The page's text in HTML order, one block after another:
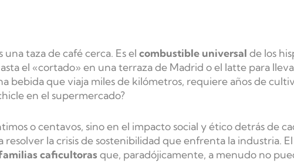
taza de café cerca. Es el combustible universal de los
el «cortado» en una terraza de Madrid o el latte para
bebida que viaja miles de kilómetros, requiere años de
en el supermercado?
o centavos, sino en el impacto social y ético detrás de
la crisis de sostenibilidad que enfrenta la industria.
caficultorasque, paradójicamente, a menudo no